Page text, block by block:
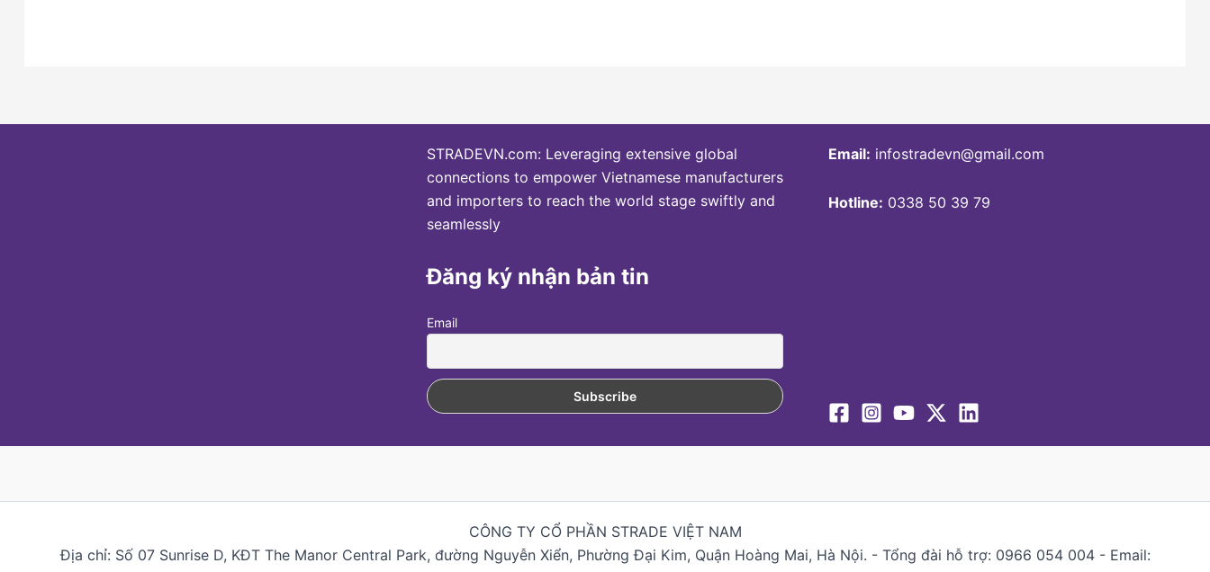
STRADEVN.com: Leveraging extensive global
connections to empower Vietnamese manufacturers
and importers to reach the world stage swiftly and
seamlessly
Đăng ký nhận bản tin
Email
Email: infostradevn@gmail.com
Hotline: 0338 50 39 79
CÔNG TY CỔ PHẦN STRADE VIỆT NAM
Địa chỉ: Số 07 Sunrise D, KĐT The Manor Central Park, đường Nguyễn Xiển, Phường Đại Kim, Quận Hoàng Mai, Hà Nội. - Tổng đài hỗ trợ: 0966 054 004 - Email: